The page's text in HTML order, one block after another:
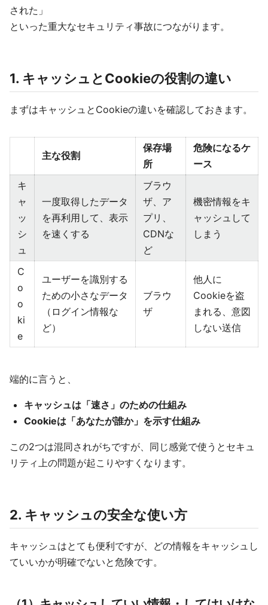
された」
といった重大なセキュリティ事故につながります。
1. キャッシュとCookieの役割の違い
まずはキャッシュとCookieの違いを確認しておきます。
主な役割
保存場
所
危険になるケ
ース
キ
ャ
ッ
シ
ュ
一度取得したデータ
を再利用して、表示
を速くする
ブラウ
ザ、ア
プリ、
CDNな
ど
機密情報をキ
ャッシュして
しまう
C
o
o
ki
e
ユーザーを識別する
ための小さなデータ
（ログイン情報な
ど）
ブラウ
ザ
他人に
Cookieを盗
まれる、意図
しない送信
端的に言うと、
キャッシュは「速さ」のための仕組み
Cookieは「あなたが誰か」を示す仕組み
この2つは混同されがちですが、同じ感覚で使うとセキュ
リティ上の問題が起こりやすくなります。
2. キャッシュの安全な使い方
キャッシュはとても便利ですが、どの情報をキャッシュし
ていいかが明確でないと危険です。